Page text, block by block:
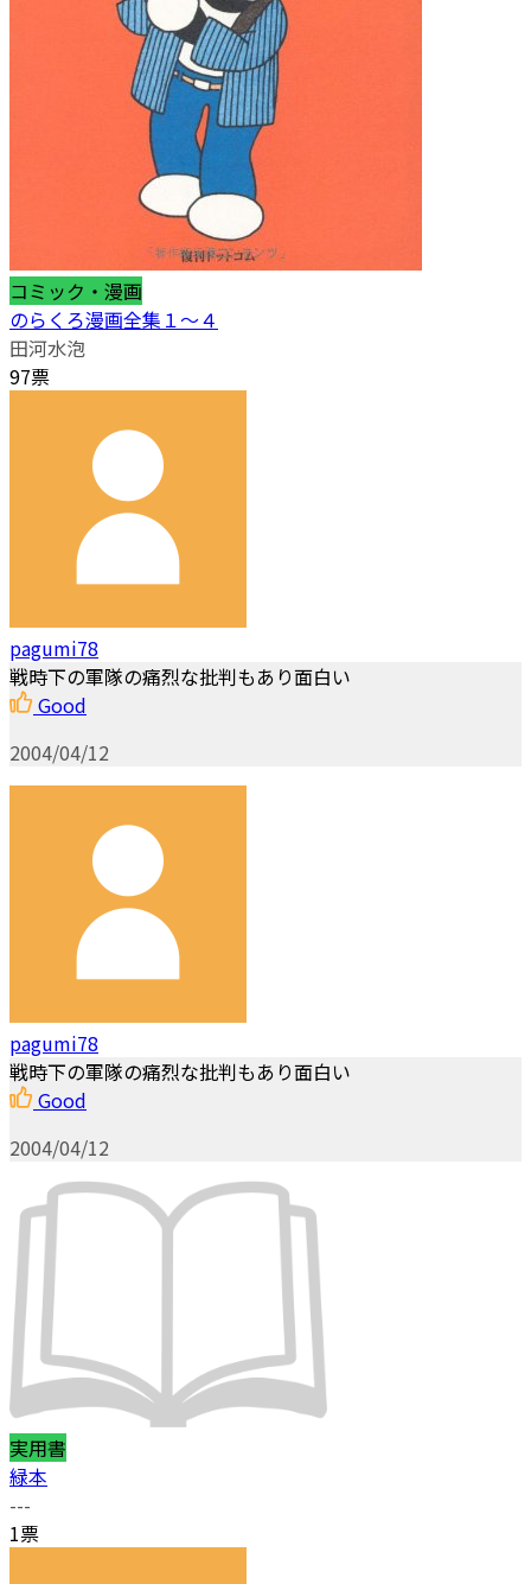
コミック・漫画
のらくろ漫画全集１～４
田河水泡
97票
pagumi78
戦時下の軍隊の痛烈な批判もあり面白い
Good
2004/04/12
pagumi78
戦時下の軍隊の痛烈な批判もあり面白い
Good
2004/04/12
実用書
緑本
---
1票